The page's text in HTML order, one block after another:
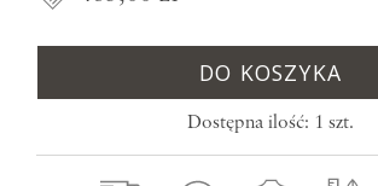
DO KOSZYKA
Dostępna ilość: 1 szt.